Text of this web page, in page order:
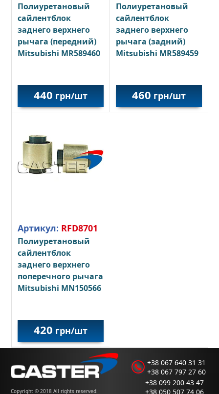
Полиуретановый
сайлентблок
заднего верхнего
рычага (передний)
Mitsubishi MR589460
440 грн/шт
Полиуретановый
сайлентблок
заднего верхнего
рычага (задний)
Mitsubishi MR589459
460 грн/шт
Артикул: RFD8701
Полиуретановый
сайлентблок
заднего верхнего
поперечного рычага
Mitsubishi MN150566
420 грн/шт
Copyright © 2018 All rights reserved.
+38 067 640 31 31
+38 067 797 27 60
+38 099 200 43 47
+38 050 507 74 06